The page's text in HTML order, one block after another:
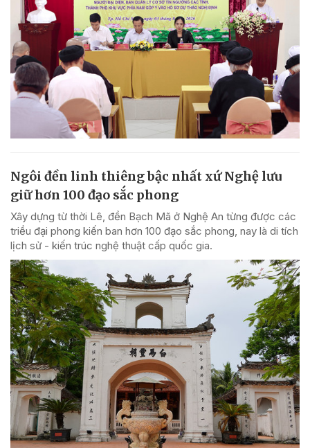
Ngôi đền linh thiêng bậc nhất xứ Nghệ lưu
giữ hơn 100 đạo sắc phong
Xây dựng từ thời Lê, đền Bạch Mã ở Nghệ An từng được các
triều đại phong kiến ban hơn 100 đạo sắc phong, nay là di tích
lịch sử - kiến trúc nghệ thuật cấp quốc gia.